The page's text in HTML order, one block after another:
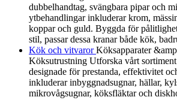
dubbelhandtag, svängbara pipar och
ytbehandlingar inkluderar krom,
koppar och guld. Byggda för
stil, passar dessa kranar både kök,
Kök och vitvarorKöksapparater
Köksutrustning Utforska vårt
designade för prestanda, effektivitet
inkluderar inbyggnadsugnar, hällar,
mikrovågsugnar, köksfläktar och